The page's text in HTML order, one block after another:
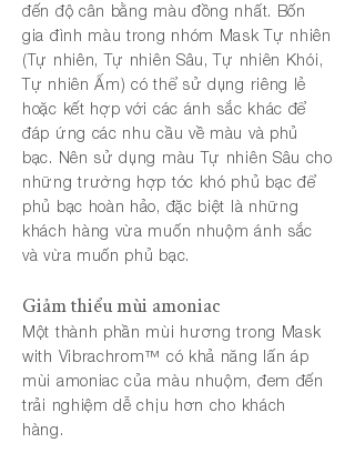
đến độ cân bằng màu đồng nhất. Bốn
gia đình màu trong nhóm Mask Tự nhiên
(Tự nhiên, Tự nhiên Sâu, Tự nhiên Khói,
Tự nhiên Ấm) có thể sử dụng riêng lẻ
hoặc kết hợp với các ánh sắc khác để
đáp ứng các nhu cầu về màu và phủ
bạc. Nên sử dụng màu Tự nhiên Sâu cho
những trường hợp tóc khó phủ bạc để
phủ bạc hoàn hảo, đặc biệt là những
khách hàng vừa muốn nhuộm ánh sắc
và vừa muốn phủ bạc.
Giảm thiểu mùi amoniac
Một thành phần mùi hương trong Mask
with Vibrachrom™ có khả năng lấn áp
mùi amoniac của màu nhuộm, đem đến
trải nghiệm dễ chịu hơn cho khách
hàng.